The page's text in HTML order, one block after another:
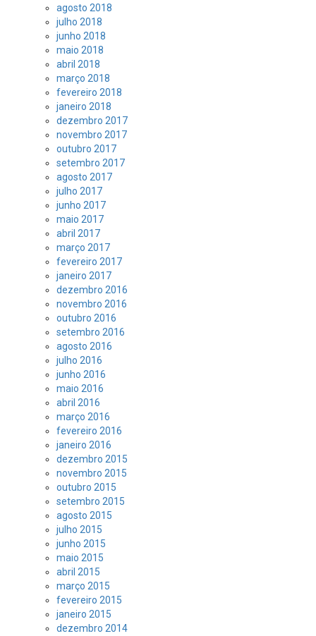
agosto 2018
julho 2018
junho 2018
maio 2018
abril 2018
março 2018
fevereiro 2018
janeiro 2018
dezembro 2017
novembro 2017
outubro 2017
setembro 2017
agosto 2017
julho 2017
junho 2017
maio 2017
abril 2017
março 2017
fevereiro 2017
janeiro 2017
dezembro 2016
novembro 2016
outubro 2016
setembro 2016
agosto 2016
julho 2016
junho 2016
maio 2016
abril 2016
março 2016
fevereiro 2016
janeiro 2016
dezembro 2015
novembro 2015
outubro 2015
setembro 2015
agosto 2015
julho 2015
junho 2015
maio 2015
abril 2015
março 2015
fevereiro 2015
janeiro 2015
dezembro 2014